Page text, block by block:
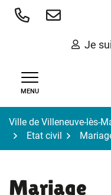
Aller
Je
MENU
Ville de Villeneuve-lès-
Etat civil
Mariage